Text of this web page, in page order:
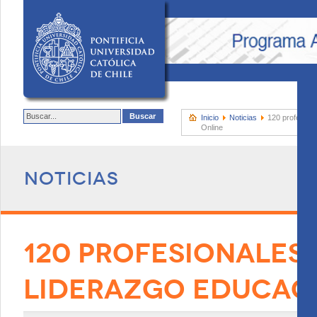
Inicio Noticias
120
Online
Noticias
120
LIDERAZGO